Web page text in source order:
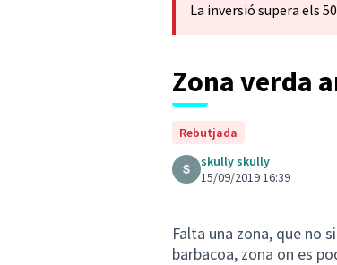
La inversió supera els
Zona verda
Rebutjada
skully skully
15/09/2019 16:39
Falta una zona, que no
barbacoa, zona on es